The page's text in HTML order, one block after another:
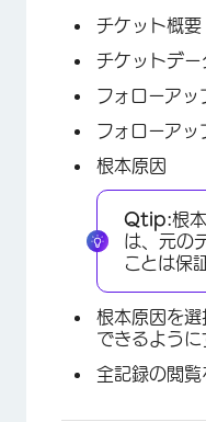
チケット概要
チケットデー
フォローアッ
フォローア
根本原因
Qtip:根
は、元の
ことは保
根本原因を選
できるよう
全記録の閲覧